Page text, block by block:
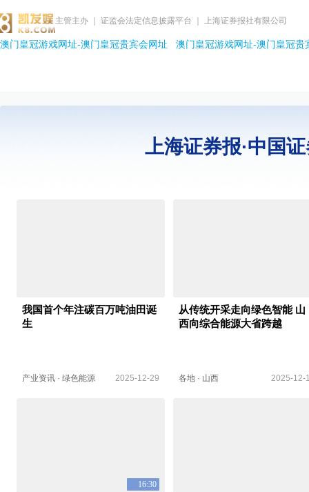
主管主办 ｜ 证监会法定信息披露平台 ｜ 上海证券报社有限公司
澳门皇冠游戏网址-澳门皇冠贵宾会网址 澳门皇冠游戏网址-澳门皇冠贵
上海证券报·中国
我国首个年注碳百万吨油田诞
生
产业资讯 · 绿色能源 2025-12-29
从传统开采走向绿色智能 山
西向综合能源大省跨越
各地· 山西 2025-12-
16:30